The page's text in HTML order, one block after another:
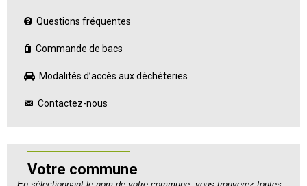
Questions fréquentes
Commande de bacs
Modalités d’accès aux déchèteries
Contactez-nous
Votre commune